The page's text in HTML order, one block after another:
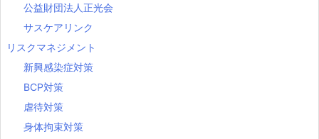
公益財団法人正光会
サスケアリンク
リスクマネジメント
新興感染症対策
BCP対策
虐待対策
身体拘束対策